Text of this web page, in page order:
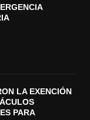
LA EXENCIÓN
PARA